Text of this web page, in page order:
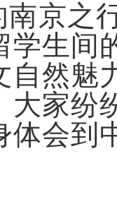
南京之
学生间
自然魅
大家纷
体会到